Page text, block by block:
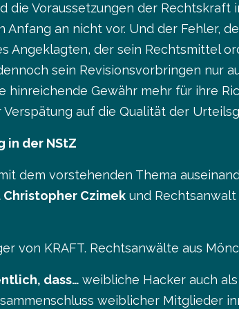
die Voraussetzungen der
Anfang an nicht vor. Und der Fehler,
Angeklagten, der sein Rechtsmittel
sein Revisionsvorbringen nur
hinreichende Gewähr mehr für ihre
auf die Qualität der
in der NStZ
dem vorstehenden Thema
Christopher Czimek und Rechtsanwalt
von KRAFT. Rechtsanwälte aus
dass… weibliche Hacker auch
weiblicher Mitglieder